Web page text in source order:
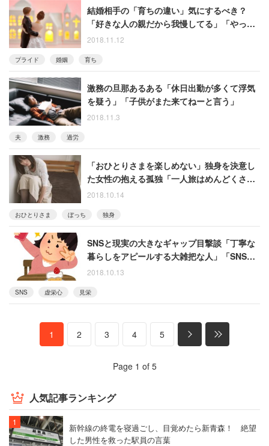
結婚相手の「育ちの違い」気にするべき？
「好きな人の親だから我慢してる」「やっぱ
り価値観や考え方に影響ある」
2018.11.12
プライド 婚姻 育ち
激務の旦那あるある「休日出勤が多くて浮気
を疑う」「子供がまた来てねーと言う」
2018.11.3
夫 激務 過労
「おひとりさまを楽しめない」独身を決意し
た女性の抱える孤独「一人旅はめんどくさ
い。誰も来ないから部屋は荒れ放題」
2018.10.14
おひとりさま ぼっち 独身
SNSと現実の大きなギャップ目撃談「丁寧な
暮らしをアピールする大雑把な人」「SNSで
は愛犬家、本当は散歩すらしない」
2018.10.13
SNS 虚栄心 見栄
1 2 3 4 5
Page 1 of 5
人気記事ランキング
新幹線の終電を寝過ごし、目覚めたら新青森！ 絶望
した男性を救った駅員の言葉